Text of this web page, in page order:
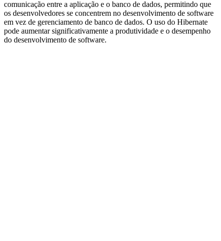
comunicação entre a aplicação e o banco de dados, permitindo que
os desenvolvedores se concentrem no desenvolvimento de software
em vez de gerenciamento de banco de dados. O uso do Hibernate
pode aumentar significativamente a produtividade e o desempenho
do desenvolvimento de software.